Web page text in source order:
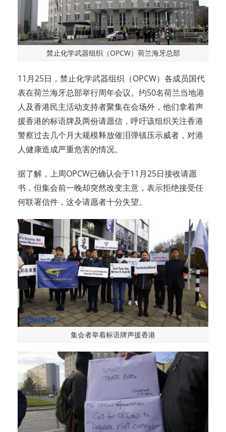
禁止化学武器组织（OPCW）荷兰海牙总部
11月25日，禁止化学武器组织（OPCW）各成员国代
表在荷兰海牙总部举行周年会议。约50名荷兰当地港
人及香港民主活动支持者聚集在会场外，他们拿着声
援香港的标语牌及两份请愿信，呼吁该组织关注香港
警察过去几个月大规模释放催泪弹镇压示威者，对港
人健康造成严重危害的情况。
据了解，上周OPCW已确认会于11月25日接收请愿
书，但集会前一晚却突然改变主意，表示拒绝接受任
何联署信件，这令请愿者十分失望。
集会者举着标语牌声援香港